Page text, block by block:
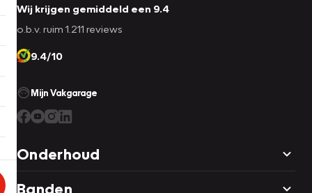
Wij krijgen gemiddeld een 9.4
o.b.v. ruim 1.211 reviews
9.4/10
Mijn Vakgarage
Onderhoud
Banden